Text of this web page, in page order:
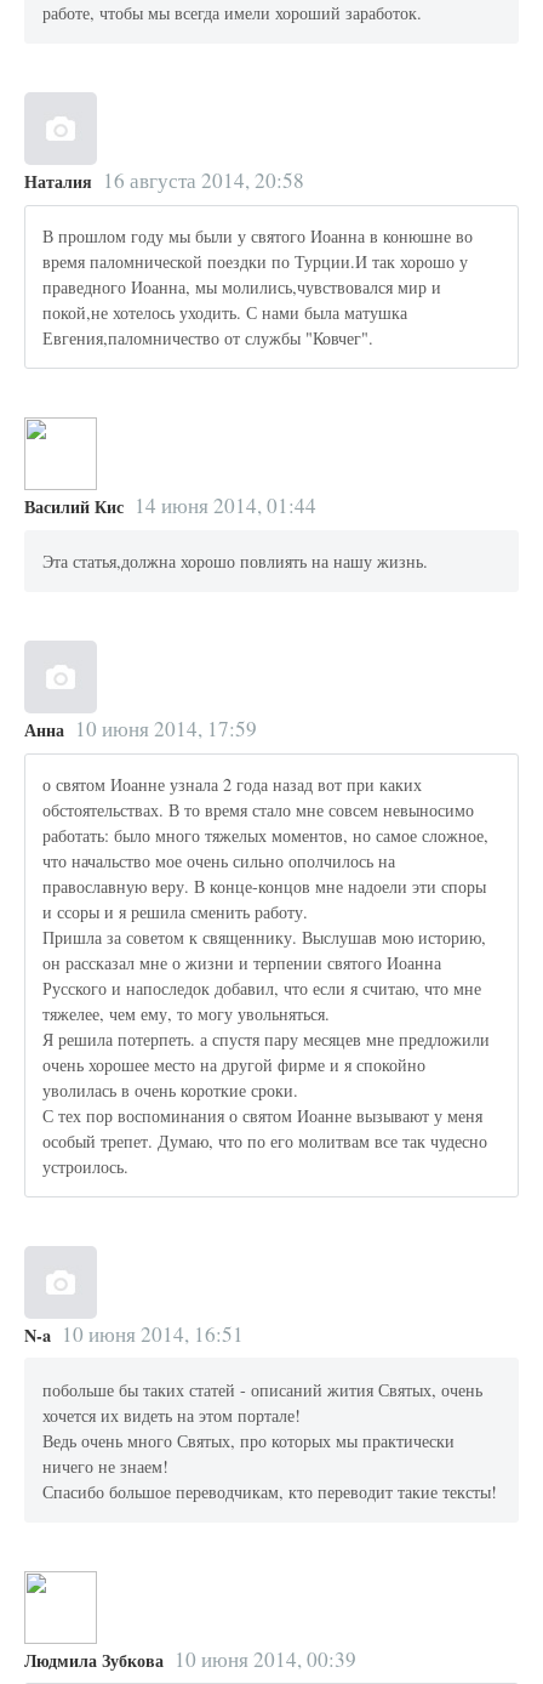
работе, чтобы мы всегда имели хороший заработок.
Наталия 16 августа 2014, 20:58
В прошлом году мы были у святого Иоанна в конюшне во
время паломнической поездки по Турции.И так хорошо у
праведного Иоанна, мы молились,чувствовался мир и
покой,не хотелось уходить. С нами была матушка
Евгения,паломничество от службы "Ковчег".
Василий Кис 14 июня 2014, 01:44
Эта статья,должна хорошо повлиять на нашу жизнь.
Анна 10 июня 2014, 17:59
о святом Иоанне узнала 2 года назад вот при каких
обстоятельствах. В то время стало мне совсем невыносимо
работать: было много тяжелых моментов, но самое сложное,
что начальство мое очень сильно ополчилось на
православную веру. В конце-концов мне надоели эти споры
и ссоры и я решила сменить работу.
Пришла за советом к священнику. Выслушав мою историю,
он рассказал мне о жизни и терпении святого Иоанна
Русского и напоследок добавил, что если я считаю, что мне
тяжелее, чем ему, то могу увольняться.
Я решила потерпеть. а спустя пару месяцев мне предложили
очень хорошее место на другой фирме и я спокойно
уволилась в очень короткие сроки.
С тех пор воспоминания о святом Иоанне вызывают у меня
особый трепет. Думаю, что по его молитвам все так чудесно
устроилось.
N-a 10 июня 2014, 16:51
побольше бы таких статей - описаний жития Святых, очень
хочется их видеть на этом портале!
Ведь очень много Святых, про которых мы практически
ничего не знаем!
Спасибо большое переводчикам, кто переводит такие тексты!
Людмила Зубкова 10 июня 2014, 00:39